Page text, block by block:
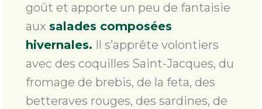
goût et apporte un peu de fantaisie
aux salades composées
hivernales. Il s’apprête volontiers
avec des coquilles Saint-Jacques, du
fromage de brebis, de la feta, des
betteraves rouges, des sardines, de